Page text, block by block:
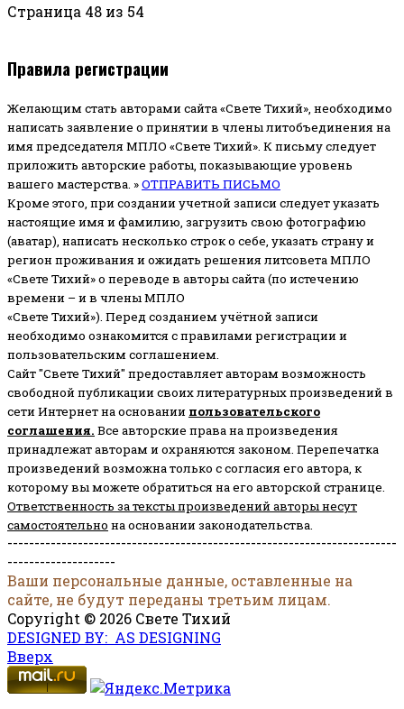
Страница 48 из 54
Правила регистрации
Желающим стать авторами сайта «Свете Тихий», необходимо
написать заявление о принятии в члены литобъединения на
имя председателя МПЛО «Свете Тихий». К письму следует
приложить авторские работы, показывающие уровень
вашего мастерства. »ОТПРАВИТЬ ПИСЬМО
Кроме этого, при создании учетной записи следует указать
настоящие имя и фамилию, загрузить свою фотографию
(аватар), написать несколько строк о себе, указать страну и
регион проживания и ожидать решения литсовета МПЛО
«Свете Тихий» о переводе в авторы сайта (по истечению
времени – и в члены МПЛО
«Свете Тихий»). Перед созданием учётной записи
необходимо ознакомится с правилами регистрации и
пользовательским соглашением.
Сайт "Свете Тихий" предоставляет авторам возможность
свободной публикации своих литературных произведений в
сети Интернет на основании пользовательского
соглашения. Все авторские права на произведения
принадлежат авторам и охраняются законом. Перепечатка
произведений возможна только с согласия его автора, к
которому вы можете обратиться на его авторской странице.
Ответственность за тексты произведений авторы несут
самостоятельно на основании законодательства.
------------------------------------------------------------------------
--------------------
Ваши персональные данные, оставленные на
сайте, не будут переданы третьим лицам.
Copyright © 2026 Свете Тихий
DESIGNED BY: AS DESIGNING
Вверх